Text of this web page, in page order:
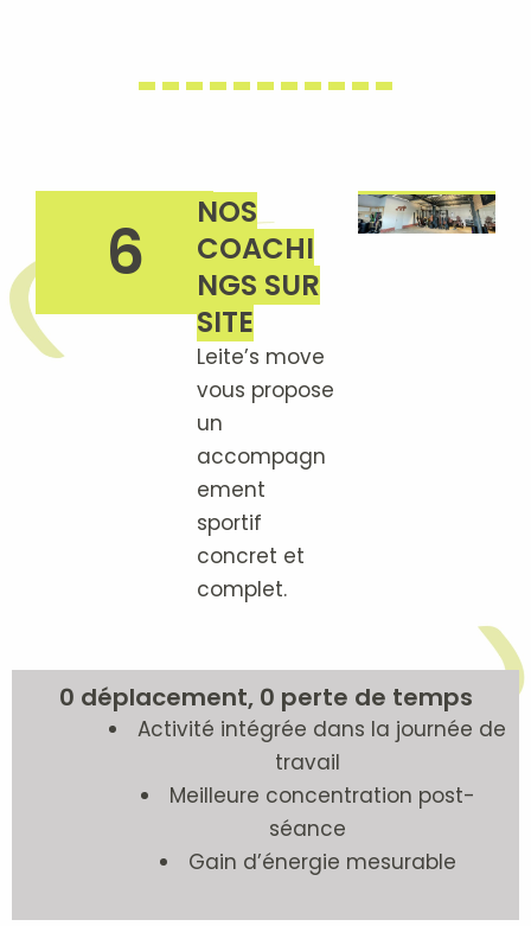
6
NOS
COACHI
NGS SUR
SITE
Leite’s move
vous propose
un
accompagn
ement
sportif
concret et
complet.
0 déplacement, 0 perte de temps
Activité intégrée dans la journée de
travail
Meilleure concentration post-
séance
Gain d’énergie mesurable